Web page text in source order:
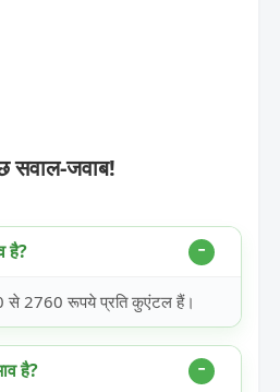
सवाल-जवाब!
है?
से 2760 रूपये प्रति कुएंटल हैं।
है?